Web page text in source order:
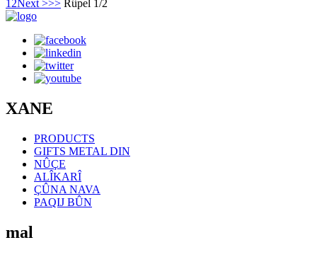
1 2Next >>> Rûpel 1/2
XANE
PRODUCTS
GIFTS METAL DIN
NÛÇE
ALÎKARÎ
ÇÛNA NAVA
PAQIJ BÛN
mal